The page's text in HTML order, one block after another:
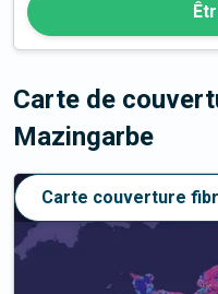
Carte de
Mazingarbe
Carte couverture